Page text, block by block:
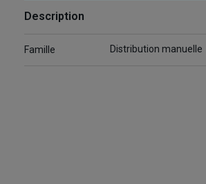
Description
Famille Distribution manuelle